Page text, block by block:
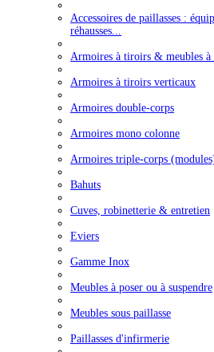
Accessoires de paillasses :
réhausses...
Armoires à tiroirs & meubles à
Armoires à tiroirs verticaux
Armoires double-corps
Armoires mono colonne
Armoires triple-corps
Bahuts
Cuves, robinetterie & entretien
Eviers
Gamme Inox
Meubles à poser ou à suspendre
Meubles sous paillasse
Paillasses d'infirmerie